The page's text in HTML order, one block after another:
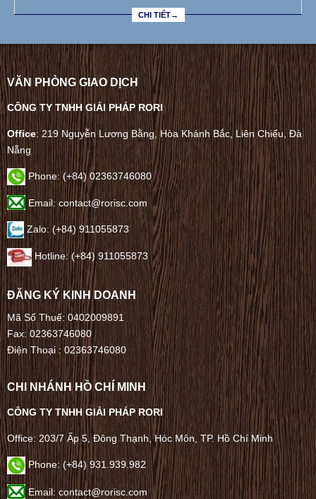
CHI TIẾT→
VĂN PHÒNG GIAO DỊCH
CÔNG TY TNHH GIẢI PHÁP RORI
Office: 219 Nguyễn Lương Bằng, Hòa Khánh Bắc, Liên Chiểu, Đà
Nẵng
Phone:(+84) 02363746080
Email: contact@rorisc.com
Zalo: (+84) 911055873
Hotline: (+84) 911055873
ĐĂNG KÝ KINH DOANH
Mã Số Thuế: 0402009891
Fax: 02363746080
Điện Thoại :02363746080
CHI NHÁNH HỒ CHÍ MINH
CÔNG TY TNHH GIẢI PHÁP RORI
Office: 203/7 Ấp 5, Đông Thạnh, Hóc Môn, TP. Hồ Chí Minh
Phone: (+84) 931.939.982
Email: contact@rorisc.com